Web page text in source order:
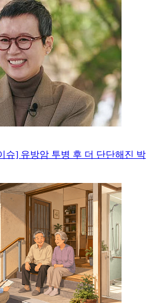
슈] 유방암 투병 후 더 단단해진 박